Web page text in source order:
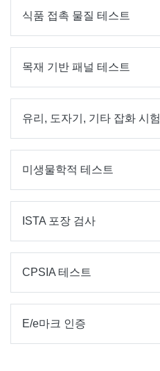
식품 접촉 물질 테스트
목재 기반 패널 테스트
유리, 도자기, 기타 잡화 시험
미생물학적 테스트
ISTA 포장 검사
CPSIA 테스트
E/e마크 인증